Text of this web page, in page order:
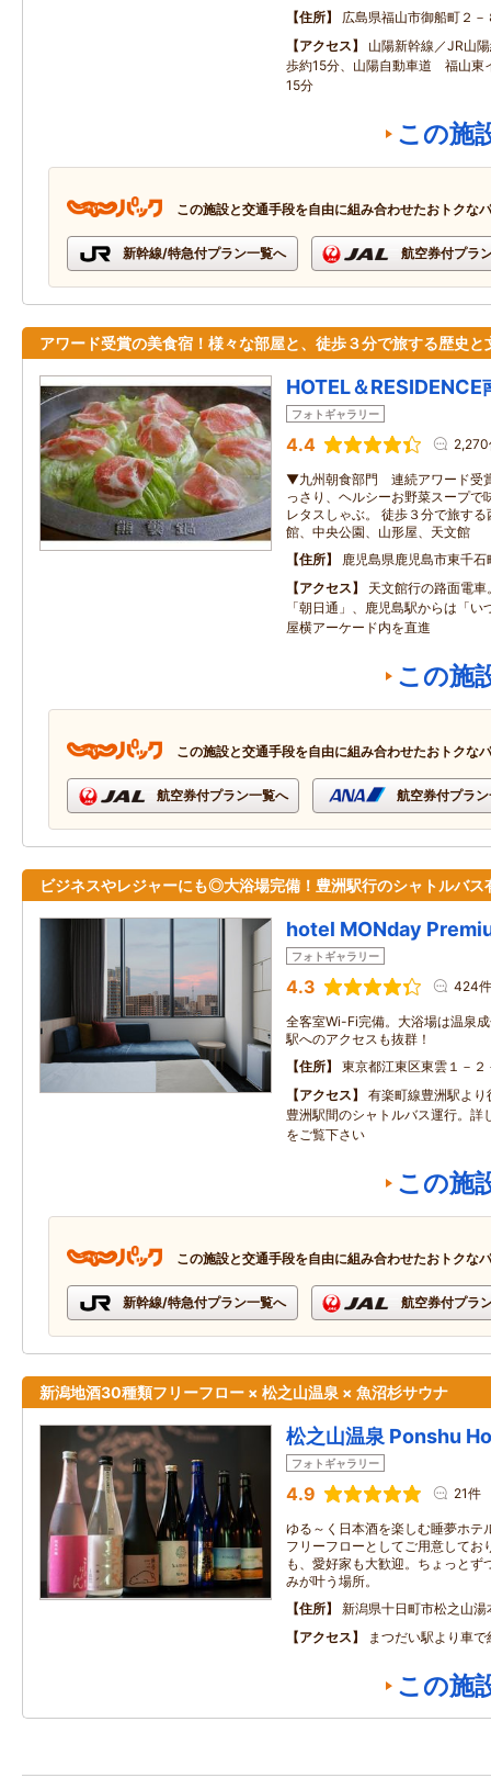
住所
広島県福山市御船町２－
アクセス
山陽新幹線／JR山
歩約15分、山陽自動車道 福山東
15分
この施
この施設と交通手段を自由に組み合わせたおトクな
新幹線/特急付プラン一覧へ 航空券付プラ
アワード受賞の美食宿！様々な部屋と、徒歩３分で旅する歴史と
HOTEL＆RESIDENCE
フォトギャラリー
4.4
▼九州朝食部門 連続アワード受
っさり、ヘルシーお野菜スープで
レタスしゃぶ。 徒歩３分で旅す
館、中央公園、山形屋、天文館
住所
鹿児島県鹿児島市東千
アクセス
天文館行の路面電
「朝日通」、鹿児島駅からは「い
屋横アーケード内を直進
この施
この施設と交通手段を自由に組み合わせたおトクな
航空券付プラン一覧へ 航空券付プラ
ビジネスやレジャーにも◎大浴場完備！豊洲駅行のシャトルバ
hotel MONday
フォトギャラリー
4.3 424件
全客室Wi-Fi完備。大浴場は温泉
駅へのアクセスも抜群！
住所
東京都江東区東雲１－２
アクセス
有楽町線豊洲駅よ
豊洲駅間のシャトルバス運行。詳
をご覧下さい
この施
この施設と交通手段を自由に組み合わせたおトクな
新幹線/特急付プラン一覧へ 航空券付プラ
新潟地酒30種類フリーフロー × 松之山温泉 × 魚沼杉サウナ
松之山温泉 Ponshu
フォトギャラリー
4.9 21件
ゆる～く日本酒を楽しむ睡夢ホ
フリーフローとしてご用意してお
も、愛好家も大歓迎。ちょっとず
みが叶う場所。
住所
新潟県十日町市松之山湯
アクセス
まつだい駅より車
この施